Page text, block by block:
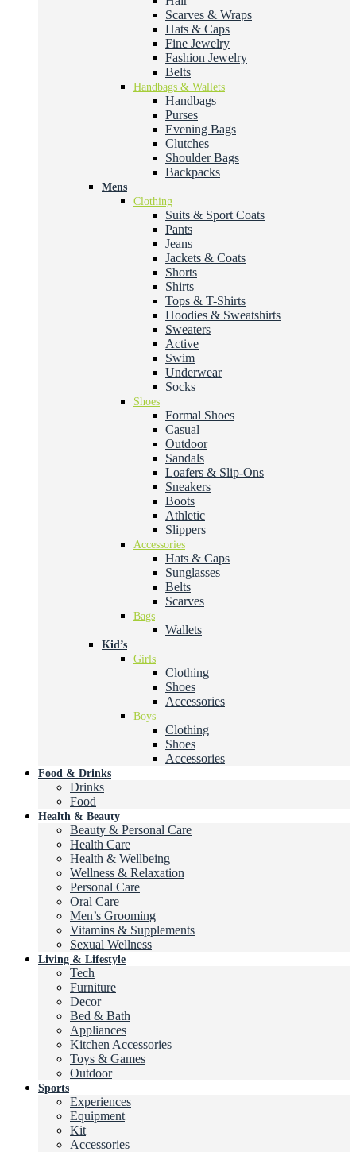
Scarves & Wraps
Hats & Caps
Fine Jewelry
Fashion Jewelry
Belts
Handbags & Wallets
Handbags
Purses
Evening Bags
Clutches
Shoulder Bags
Backpacks
Mens
Clothing
Suits & Sport Coats
Pants
Jeans
Jackets & Coats
Shorts
Shirts
Tops & T-Shirts
Hoodies & Sweatshirts
Sweaters
Active
Swim
Underwear
Socks
Shoes
Formal Shoes
Casual
Outdoor
Sandals
Loafers & Slip-Ons
Sneakers
Boots
Athletic
Slippers
Accessories
Hats & Caps
Sunglasses
Belts
Scarves
Bags
Wallets
Kid’s
Girls
Clothing
Shoes
Accessories
Boys
Clothing
Shoes
Accessories
Food & Drinks
Drinks
Food
Health & Beauty
Beauty & Personal Care
Health Care
Health & Wellbeing
Wellness & Relaxation
Personal Care
Oral Care
Men’s Grooming
Vitamins & Supplements
Sexual Wellness
Living & Lifestyle
Tech
Furniture
Decor
Bed & Bath
Appliances
Kitchen Accessories
Toys & Games
Outdoor
Sports
Experiences
Equipment
Kit
Accessories